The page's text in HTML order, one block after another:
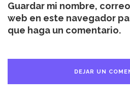
Guardar mi nombre,
web en este navegador
que haga un comentario.